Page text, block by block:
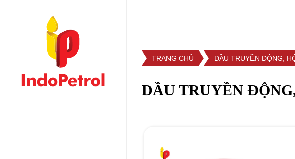
TRANG CHỦ DẦU TRUYỀN ĐỘNG,
DẦU TRUYỀN